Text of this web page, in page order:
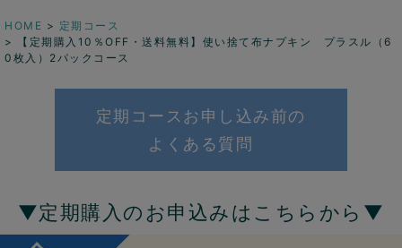
HOME
定期コース
【定期購入10％OFF・送料無料】使い捨て布ナプキン プラスル（6
0枚入）2パックコース
定期コースお申し込み前の
よくある質問
▼定期購入のお申込みはこちらから▼